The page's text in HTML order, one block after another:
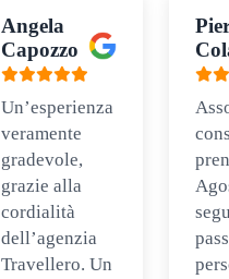
Angela
Capozzo
Un’esperienza
veramente
gradevole,
grazie alla
cordialità
dell’agenzia
Travellero. Un